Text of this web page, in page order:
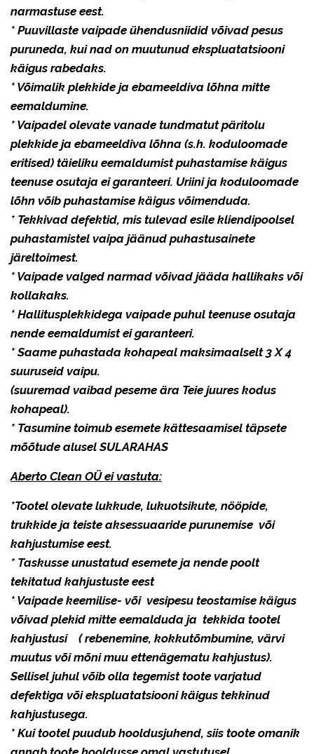
narmastuse eest.
* Puuvillaste vaipade ühendusniidid võivad pesus
puruneda, kui nad on muutunud ekspluatatsiooni
käigus rabedaks.
* Võimalik plekkide ja ebameeldiva lõhna mitte
eemaldumine.
* Vaipadel olevate vanade tundmatut päritolu
plekkide ja ebameeldiva lõhna (s.h. koduloomade
eritised) täieliku eemaldumist puhastamise käigus
teenuse osutaja ei garanteeri. Uriini ja koduloomade
lõhn võib puhastamise käigus võimenduda.
* Tekkivad defektid, mis tulevad esile kliendipoolsel
puhastamistel vaipa jäänud puhastusainete
järeltoimest.
* Vaipade valged narmad võivad jääda hallikaks või
kollakaks.
* Hallitusplekkidega vaipade puhul teenuse osutaja
nende eemaldumist ei garanteeri.
* Saame puhastada kohapeal maksimaalselt 3 X 4
suuruseid vaipu.
(suuremad vaibad peseme ära Teie juures kodus
kohapeal).
* Tasumine toimub esemete kättesaamisel täpsete
mõõtude alusel SULARAHAS
Aberto Clean OÜ ei vastuta:
*Tootel olevate lukkude, lukuotsikute, nööpide,
trukkide ja teiste aksessuaaride purunemise või
kahjustumise eest.
* Taskusse unustatud esemete ja nende poolt
tekitatud kahjustuste eest
* Vaipade keemilise- või vesipesu teostamise käigus
võivad plekid mitte eemalduda ja tekkida tootel
kahjustusi ( rebenemine, kokkutõmbumine, värvi
muutus või mõni muu ettenägematu kahjustus).
Sellisel juhul võib olla tegemist toote varjatud
defektiga või ekspluatatsiooni käigus tekkinud
kahjustusega.
* Kui tootel puudub hooldusjuhend, siis toote omanik